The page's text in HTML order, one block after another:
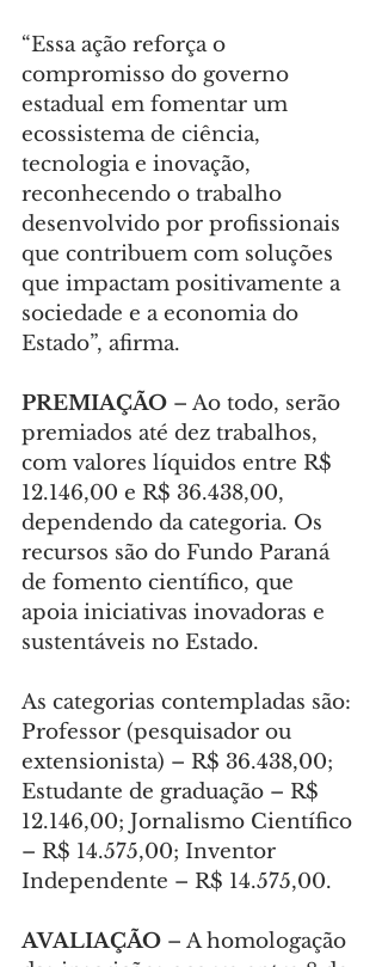
“Essa ação reforça o
compromisso do governo
estadual em fomentar um
ecossistema de ciência,
tecnologia e inovação,
reconhecendo o trabalho
desenvolvido por profissionais
que contribuem com soluções
que impactam positivamente a
sociedade e a economia do
Estado”, afirma.
PREMIAÇÃO – Ao todo, serão
premiados até dez trabalhos,
com valores líquidos entre R$
12.146,00 e R$ 36.438,00,
dependendo da categoria. Os
recursos são do Fundo Paraná
de fomento científico, que
apoia iniciativas inovadoras e
sustentáveis no Estado.
As categorias contempladas são:
Professor (pesquisador ou
extensionista) – R$ 36.438,00;
Estudante de graduação – R$
12.146,00; Jornalismo Científico
– R$ 14.575,00; Inventor
Independente – R$ 14.575,00.
AVALIAÇÃO – A homologação